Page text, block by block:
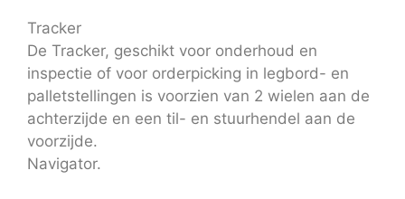
Tracker
De Tracker, geschikt voor onderhoud en
inspectie of voor orderpicking in legbord- en
palletstellingen is voorzien van 2 wielen aan de
achterzijde en een til- en stuurhendel aan de
voorzijde.
Navigator.